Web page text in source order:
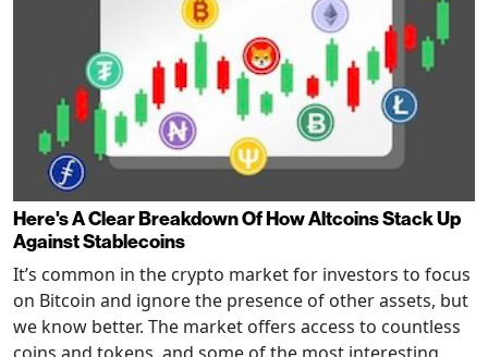
Here's A Clear Breakdown Of How Altcoins Stack Up
Against Stablecoins
It’s common in the crypto market for investors to focus
on Bitcoin and ignore the presence of other assets, but
we know better. The market offers access to countless